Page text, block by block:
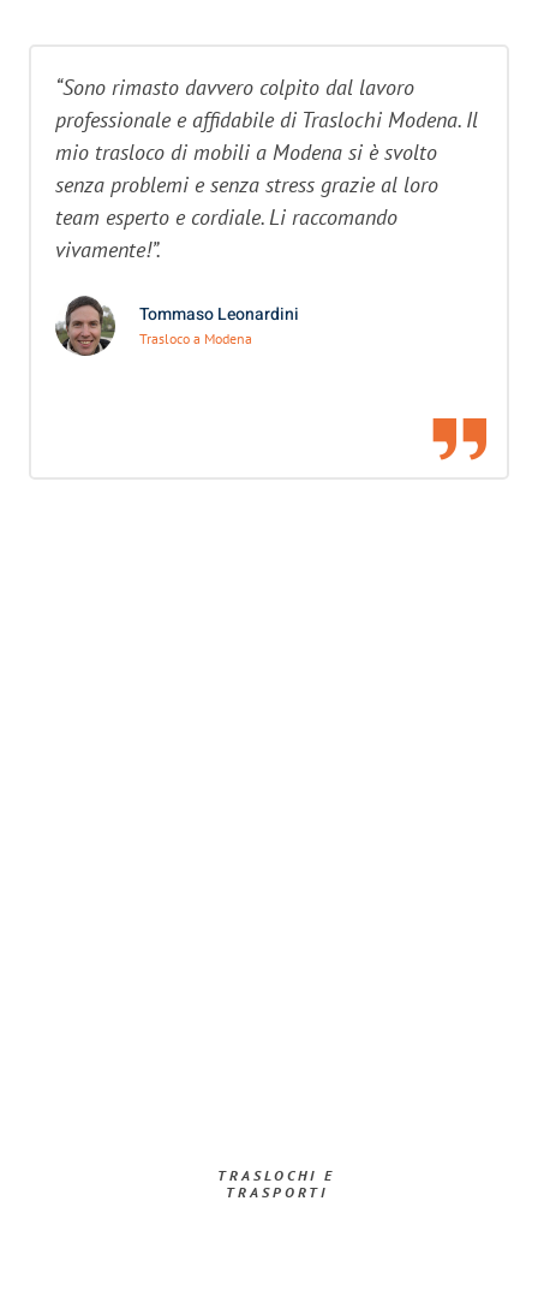
“Sono rimasto davvero colpito dal lavoro
professionale e affidabile di Traslochi Modena. Il
mio trasloco di mobili a Modena si è svolto
senza problemi e senza stress grazie al loro
team esperto e cordiale. Li raccomando
vivamente!”.
Tommaso Leonardini
Trasloco a Modena
TRASLOCHI E
TRASPORTI​